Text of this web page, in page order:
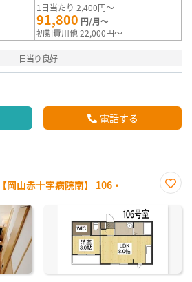
1日当たり 2,400円～
91,800 円/月～
初期費用他 22,000円～
日当り良好
電話する
岡山赤十字病院南】 106・
に入